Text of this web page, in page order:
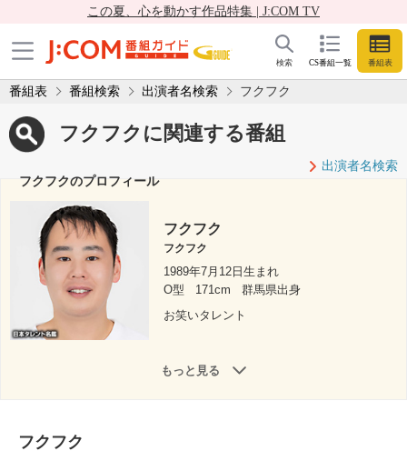
この夏、心を動かす作品特集 | J:COM TV
CS番組一覧 番組表
検索
番組表 番組検索 出演者名検索 フクフク
フクフクに関連する番組
出演者名検索
フクフクのプロフィール
フクフク
フクフク
1989年7月12日生まれ
O型
171cm
群馬県出身
お笑いタレント
もっと見る
フクフク